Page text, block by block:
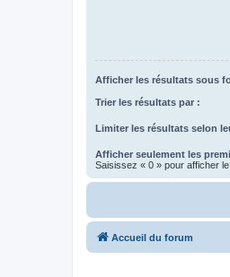
Afficher les résultats sous
Trier les résultats par :
Limiter les résultats selon
Afficher seulement les
Saisissez « 0 » pour afficher
Accueil du forum